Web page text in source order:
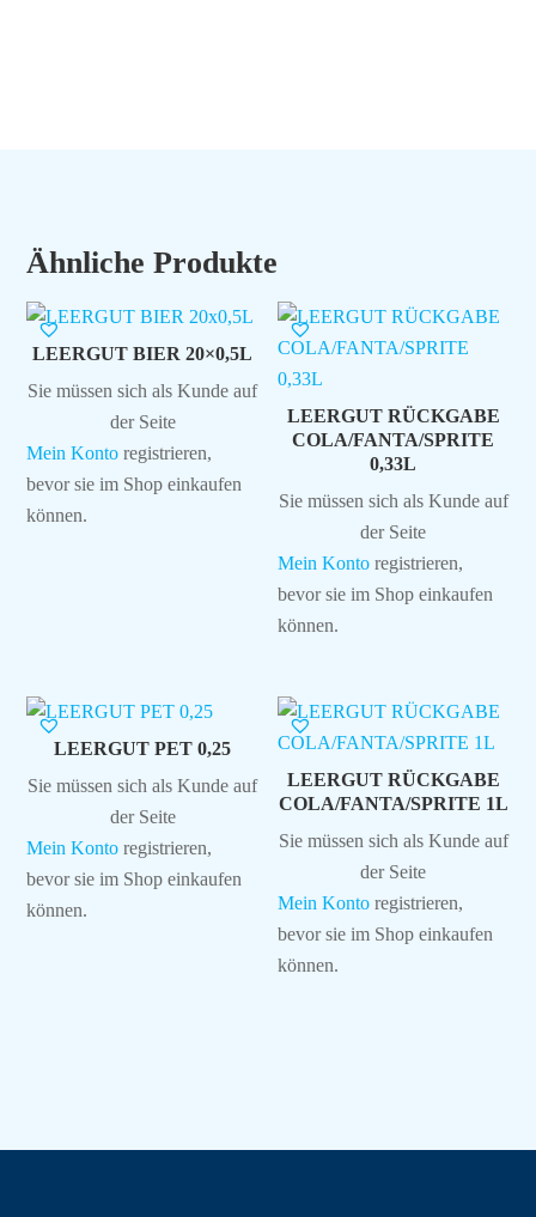
Ähnliche Produkte
LEERGUT BIER 20×0,5L
Sie müssen sich als Kunde auf
der Seite
Mein Konto registrieren,
bevor sie im Shop einkaufen
können.
LEERGUT RÜCKGABE
COLA/FANTA/SPRITE
0,33L
Sie müssen sich als Kunde auf
der Seite
Mein Konto registrieren,
bevor sie im Shop einkaufen
können.
LEERGUT PET 0,25
Sie müssen sich als Kunde auf
der Seite
Mein Konto registrieren,
bevor sie im Shop einkaufen
können.
LEERGUT RÜCKGABE
COLA/FANTA/SPRITE 1L
Sie müssen sich als Kunde auf
der Seite
Mein Konto registrieren,
bevor sie im Shop einkaufen
können.